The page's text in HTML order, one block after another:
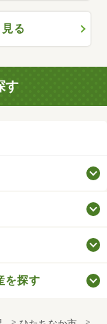
る
す
を探す